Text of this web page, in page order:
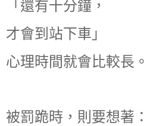
「還有十分鐘，
才會到站下車」
心理時間就會比較長。
被罰跪時，則要想著：